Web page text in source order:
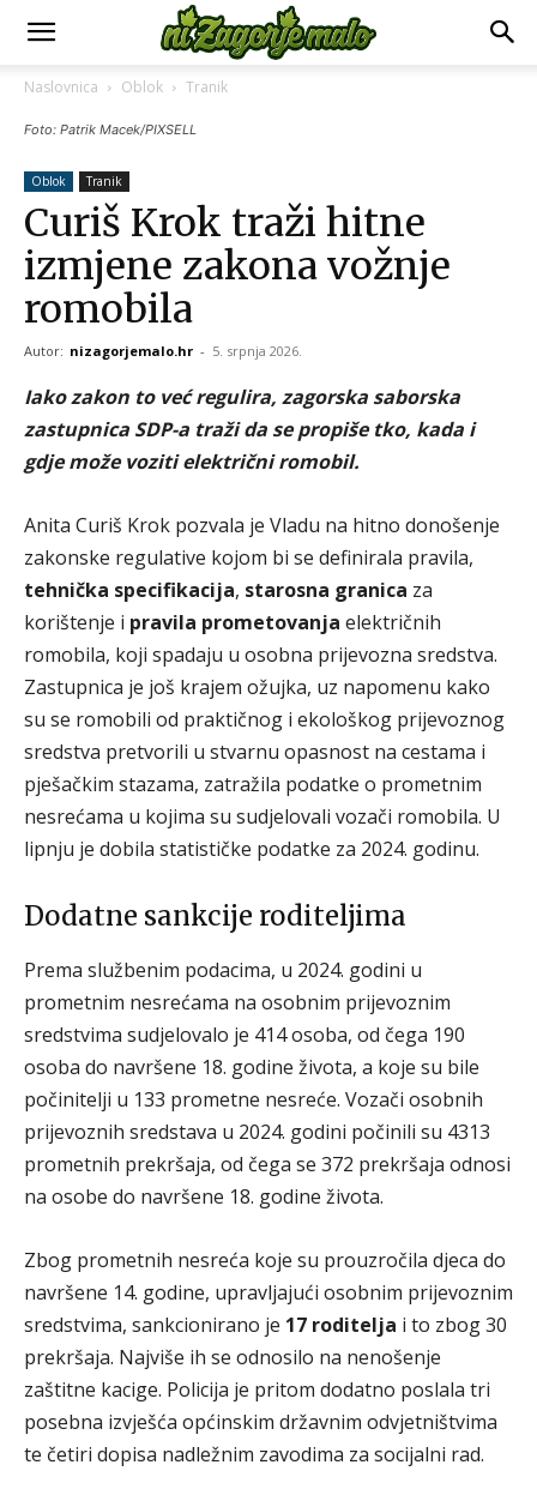
Naslovnica Oblok Tranik
Foto: Patrik Macek/PIXSELL
Oblok Tranik
Curiš Krok traži hitne
izmjene zakona vožnje
romobila
Autor: nizagorjemalo.hr - 5. srpnja 2026.
Iako zakon to već regulira, zagorska saborska
zastupnica SDP-a traži da se propiše tko, kada i
gdje može voziti električni romobil.
Anita Curiš Krok pozvala je Vladu na hitno donošenje
zakonske regulative kojom bi se definirala pravila,
tehnička specifikacija, starosna granica za
korištenje i pravila prometovanja električnih
romobila, koji spadaju u osobna prijevozna sredstva.
Zastupnica je još krajem ožujka, uz napomenu kako
su se romobili od praktičnog i ekološkog prijevoznog
sredstva pretvorili u stvarnu opasnost na cestama i
pješačkim stazama, zatražila podatke o prometnim
nesrećama u kojima su sudjelovali vozači romobila. U
lipnju je dobila statističke podatke za 2024. godinu.
Dodatne sankcije roditeljima
Prema službenim podacima, u 2024. godini u
prometnim nesrećama na osobnim prijevoznim
sredstvima sudjelovalo je 414 osoba, od čega 190
osoba do navršene 18. godine života, a koje su bile
počinitelji u 133 prometne nesreće. Vozači osobnih
prijevoznih sredstava u 2024. godini počinili su 4313
prometnih prekršaja, od čega se 372 prekršaja odnosi
na osobe do navršene 18. godine života.
Zbog prometnih nesreća koje su prouzročila djeca do
navršene 14. godine, upravljajući osobnim prijevoznim
sredstvima, sankcionirano je 17 roditelja i to zbog 30
prekršaja. Najviše ih se odnosilo na nenošenje
zaštitne kacige. Policija je pritom dodatno poslala tri
posebna izvješća općinskim državnim odvjetništvima
te četiri dopisa nadležnim zavodima za socijalni rad.